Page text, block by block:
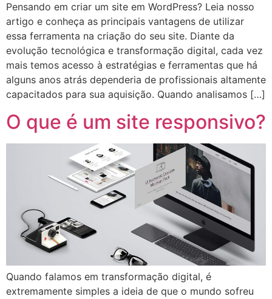
Pensando em criar um site em WordPress? Leia nosso
artigo e conheça as principais vantagens de utilizar
essa ferramenta na criação do seu site. Diante da
evolução tecnológica e transformação digital, cada vez
mais temos acesso à estratégias e ferramentas que há
alguns anos atrás dependeria de profissionais altamente
capacitados para sua aquisição. Quando analisamos […]
O que é um site responsivo?
Quando falamos em transformação digital, é
extremamente simples a ideia de que o mundo sofreu